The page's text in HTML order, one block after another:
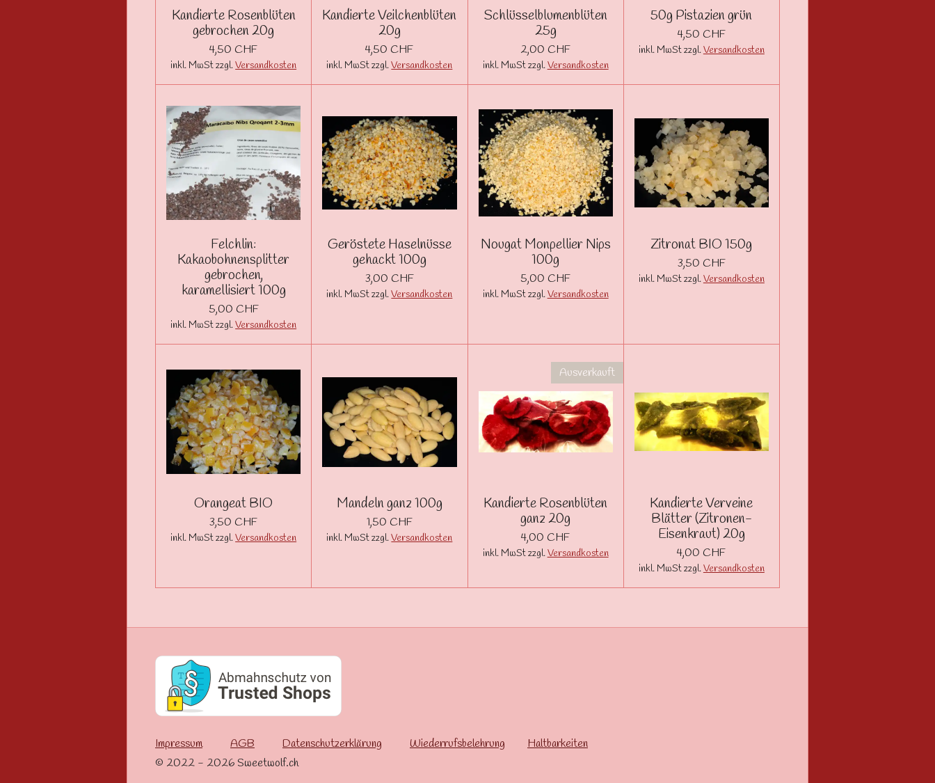
Kandierte Rosenblüten
gebrochen 20g
4,50 CHF
inkl. MwSt zzgl.Versandkosten
Kandierte Veilchenblüten
20g
4,50 CHF
inkl. MwSt zzgl.Versandkosten
Schlüsselblumenblüten
25g
2,00 CHF
inkl. MwSt zzgl.Versandkosten
50g Pistazien grün
4,50 CHF
inkl. MwSt zzgl.Versandkosten
Felchlin:
Kakaobohnensplitter
gebrochen,
karamellisiert 100g
5,00 CHF
inkl. MwSt zzgl.Versandkosten
Geröstete Haselnüsse
gehackt 100g
3,00 CHF
inkl. MwSt zzgl.Versandkosten
Nougat Monpellier Nips
100g
5,00 CHF
inkl. MwSt zzgl.Versandkosten
Zitronat BIO 150g
3,50 CHF
inkl. MwSt zzgl.Versandkosten
Orangeat BIO
3,50 CHF
inkl. MwSt zzgl.Versandkosten
Mandeln ganz 100g
1,50 CHF
inkl. MwSt zzgl.Versandkosten
Ausverkauft
Kandierte Rosenblüten
ganz 20g
4,00 CHF
inkl. MwSt zzgl.Versandkosten
Kandierte Verveine
Blätter (Zitronen-
Eisenkraut) 20g
4,00 CHF
inkl. MwSt zzgl.Versandkosten
Impressum AGB Datenschutzerklärung Wiederrufsbelehrung
Haltbarkeiten
© 2022 - 2026 Sweetwolf.ch